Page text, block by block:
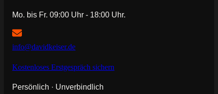
Mo. bis Fr. 09:00 Uhr - 18:00 Uhr.
info@davidkeiser.de
Kostenloses Erstgespräch sichern
Persönlich · Unverbindlich